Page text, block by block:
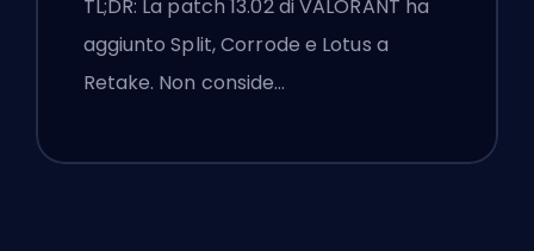
TL;DR: La patch 13.02 di VALORANT ha
aggiunto Split, Corrode e Lotus a
Retake. Non conside…